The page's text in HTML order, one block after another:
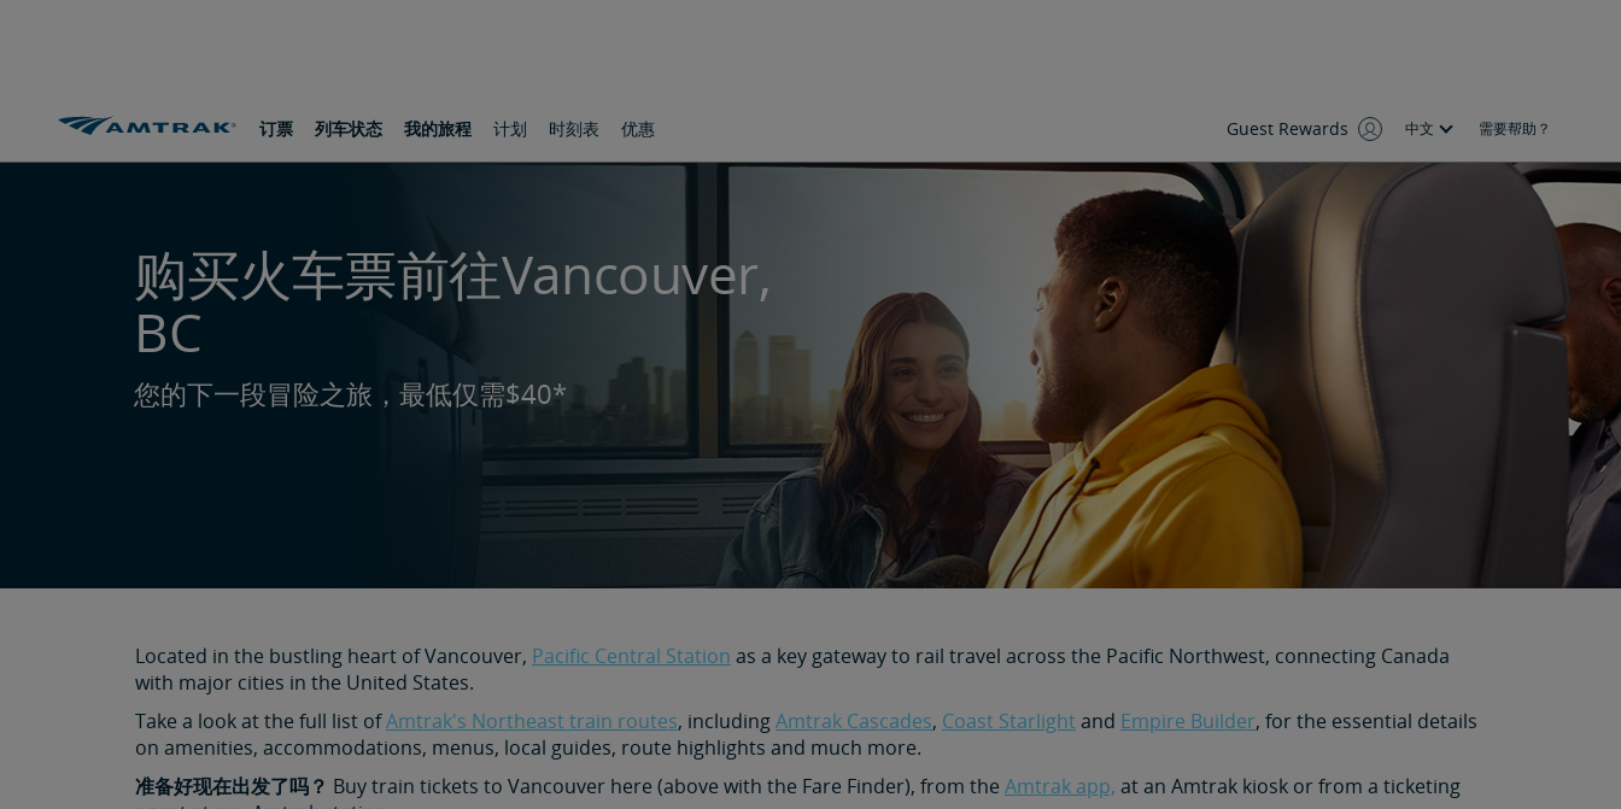
订票
列车状态 我的旅程 计划 时刻表 优惠 Guest Rewards 中文 需要帮助？
购买火车票前往Vancouver,
BC
您的下一段冒险之旅，最低仅需$40*
Located in the bustling heart of Vancouver, Pacific Central Station as a key gateway to rail travel across the Pacific Northwest, connecting Canada
with major cities in the United States.
Take a look at the full list ofAmtrak's Northeast train routes, includingAmtrak Cascades, Coast Starlight and Empire Builder, for the essential details
on amenities, accommodations, menus, local guides, route highlights and much more.
准备好现在出发了吗？ Buy train tickets to Vancouver here (above with the Fare Finder), from the Amtrak app, at an Amtrak kiosk or from a ticketing